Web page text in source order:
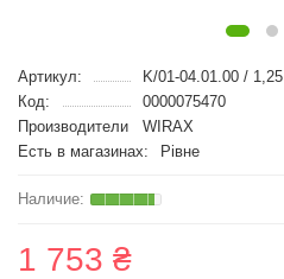
Артикул:
K/01-04.01.00 / 1,25
Код:
0000075470
Производители
WIRAX
Есть в магазинах:
Рівне
1 753 ₴